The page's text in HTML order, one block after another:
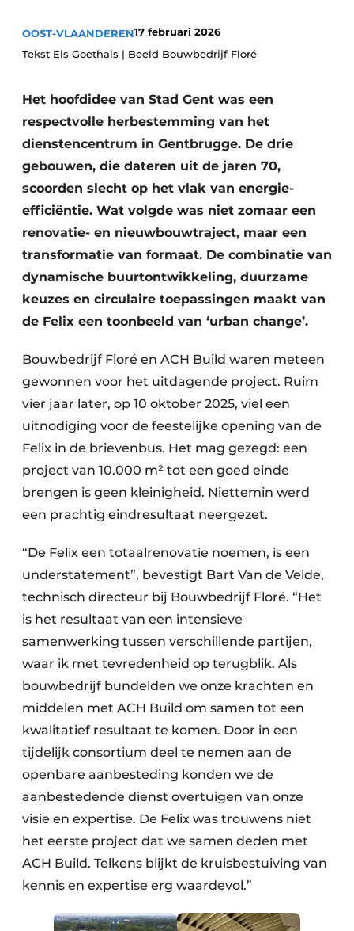
Aanmelden
Bedrijven
Bedrijven
Akoestiek
BIM
Evenementen
Dak & Gevel
Houtbouw
HVAC
Interieurarchitectuur
Keukens
Renovatie
Software
Toegangscontrole
Veiligheid & Opleiding
OOST-VLAANDEREN17 februari 2026
Tekst Els Goethals | Beeld Bouwbedrijf Floré
Het hoofdidee van Stad Gent was een
respectvolle herbestemming van het
dienstencentrum in Gentbrugge. De drie
gebouwen, die dateren uit de jaren 70,
scoorden slecht op het vlak van energie-
efficiëntie. Wat volgde was niet zomaar een
renovatie- en nieuwbouwtraject, maar een
transformatie van formaat. De combinatie van
dynamische buurtontwikkeling, duurzame
keuzes en circulaire toepassingen maakt van
de Felix een toonbeeld van ‘urban change’.
Bouwbedrijf Floré en ACH Build waren meteen
gewonnen voor het uitdagende project. Ruim
vier jaar later, op 10 oktober 2025, viel een
uitnodiging voor de feestelijke opening van de
Felix in de brievenbus. Het mag gezegd: een
project van 10.000 m² tot een goed einde
brengen is geen kleinigheid. Niettemin werd
een prachtig eindresultaat neergezet.
“De Felix een totaalrenovatie noemen, is een
understatement”, bevestigt Bart Van de Velde,
technisch directeur bij Bouwbedrijf Floré. “Het
is het resultaat van een intensieve
samenwerking tussen verschillende partijen,
waar ik met tevredenheid op terugblik. Als
bouwbedrijf bundelden we onze krachten en
middelen met ACH Build om samen tot een
kwalitatief resultaat te komen. Door in een
tijdelijk consortium deel te nemen aan de
openbare aanbesteding konden we de
aanbestedende dienst overtuigen van onze
visie en expertise. De Felix was trouwens niet
het eerste project dat we samen deden met
ACH Build. Telkens blijkt de kruisbestuiving van
kennis en expertise erg waardevol.”